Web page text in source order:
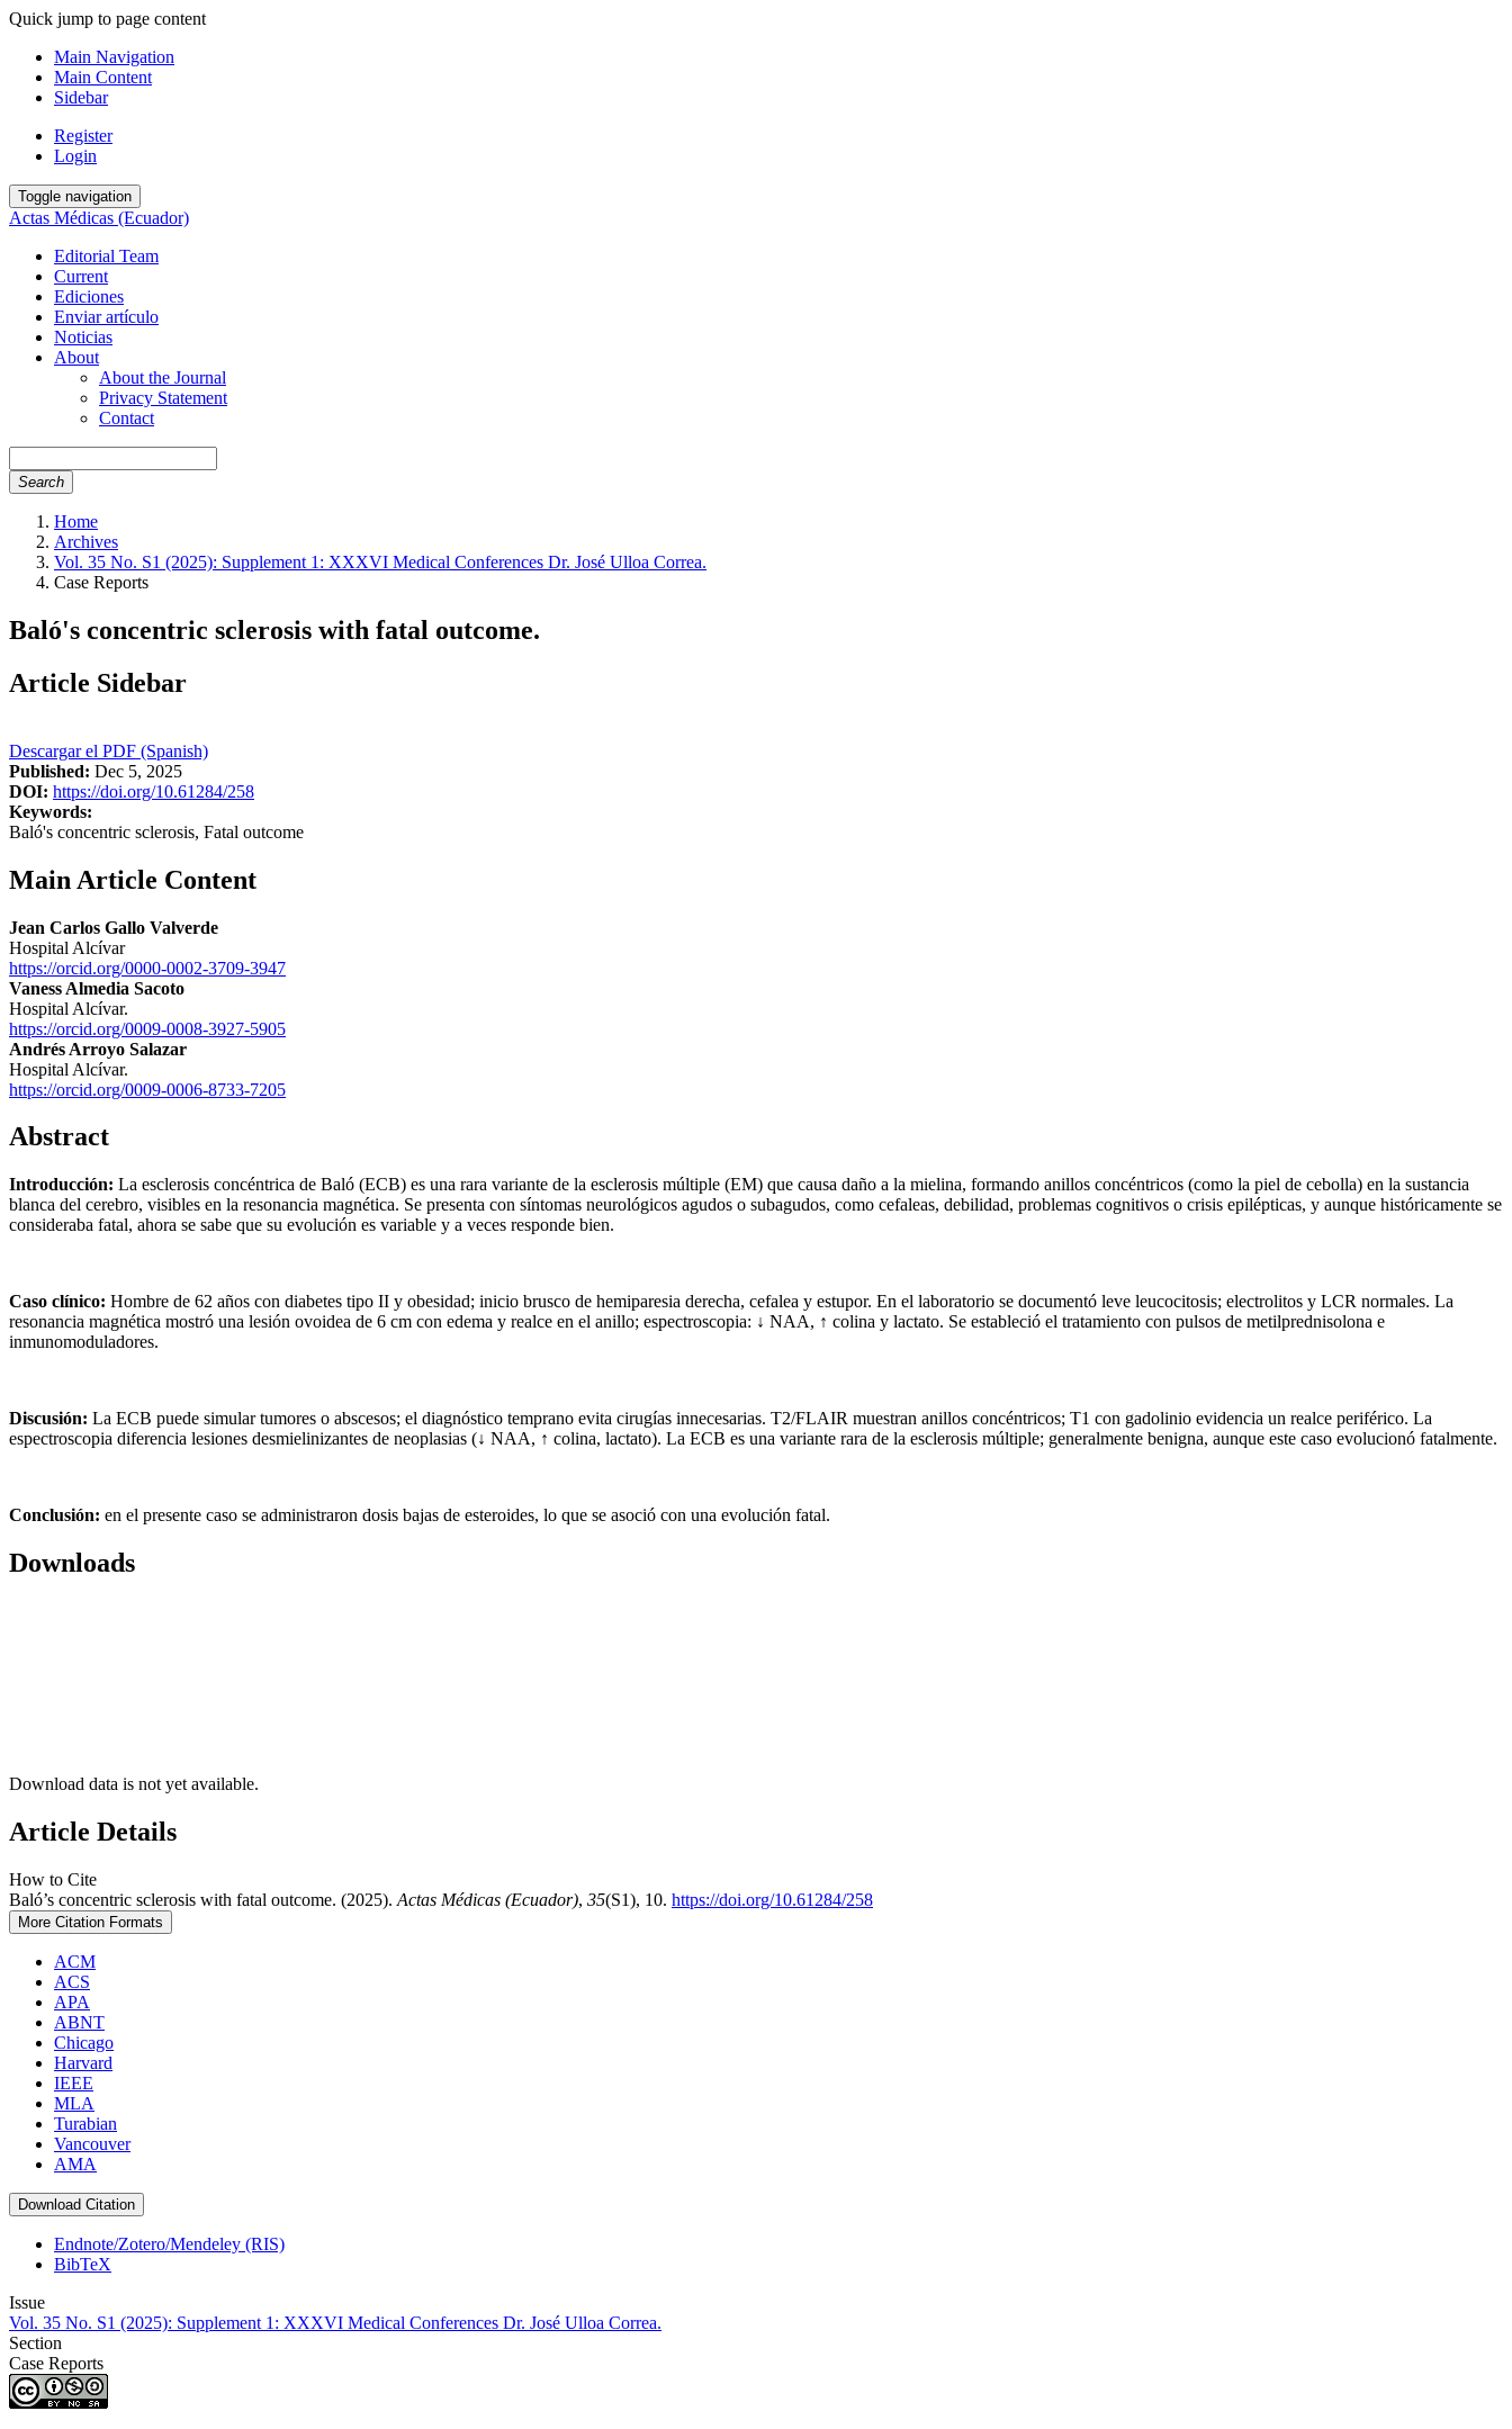
Quick jump to page content
Main Navigation
Main Content
Sidebar
Register
Login
Toggle navigation
Actas Médicas (Ecuador)
Editorial Team
Current
Ediciones
Enviar artículo
Noticias
About
About the Journal
Privacy Statement
Contact
Search
Home
Archives
Vol. 35 No. S1 (2025): Supplement 1: XXXVI Medical Conferences Dr. José Ulloa Correa.
Case Reports
Baló's concentric sclerosis with fatal outcome.
Article Sidebar
Descargar el PDF (Spanish)
Published: Dec 5, 2025
DOI: https://doi.org/10.61284/258
Keywords:
Baló's concentric sclerosis, Fatal outcome
Main Article Content
Jean Carlos Gallo Valverde
Hospital Alcívar
https://orcid.org/0000-0002-3709-3947
Vaness Almedia Sacoto
Hospital Alcívar.
https://orcid.org/0009-0008-3927-5905
Andrés Arroyo Salazar
Hospital Alcívar.
https://orcid.org/0009-0006-8733-7205
Abstract
Introducción: La esclerosis concéntrica de Baló (ECB) es una rara variante de la esclerosis múltiple (EM) que causa daño a la mielina, formando anillos concéntricos (como la piel de cebolla) en la sustancia
blanca del cerebro, visibles en la resonancia magnética. Se presenta con síntomas neurológicos agudos o subagudos, como cefaleas, debilidad, problemas cognitivos o crisis epilépticas, y aunque históricamente se
consideraba fatal, ahora se sabe que su evolución es variable y a veces responde bien.
Caso clínico: Hombre de 62 años con diabetes tipo II y obesidad; inicio brusco de hemiparesia derecha, cefalea y estupor. En el laboratorio se documentó leve leucocitosis; electrolitos y LCR normales. La
resonancia magnética mostró una lesión ovoidea de 6 cm con edema y realce en el anillo; espectroscopia: ↓ NAA, ↑ colina y lactato. Se estableció el tratamiento con pulsos de metilprednisolona e
inmunomoduladores.
Discusión: La ECB puede simular tumores o abscesos; el diagnóstico temprano evita cirugías innecesarias. T2/FLAIR muestran anillos concéntricos; T1 con gadolinio evidencia un realce periférico. La
espectroscopia diferencia lesiones desmielinizantes de neoplasias (↓ NAA, ↑ colina, lactato). La ECB es una variante rara de la esclerosis múltiple; generalmente benigna, aunque este caso evolucionó fatalmente.
Conclusión: en el presente caso se administraron dosis bajas de esteroides, lo que se asoció con una evolución fatal.
Downloads
Download data is not yet available.
Article Details
How to Cite
Baló’s concentric sclerosis with fatal outcome. (2025). Actas Médicas (Ecuador), 35(S1), 10. https://doi.org/10.61284/258
More Citation Formats
ACM
ACS
APA
ABNT
Chicago
Harvard
IEEE
MLA
Turabian
Vancouver
AMA
Download Citation
Endnote/Zotero/Mendeley (RIS)
BibTeX
Issue
Vol. 35 No. S1 (2025): Supplement 1: XXXVI Medical Conferences Dr. José Ulloa Correa.
Section
Case Reports